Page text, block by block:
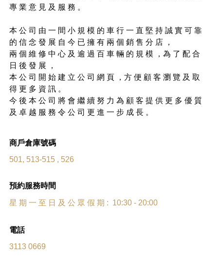
專 業 意 見 及 服 務 。
本 公 司 由 一 間 小 規 模 的 車 行 一 直 堅 持 誠 實 可 靠
的 信 念 發 展 自 今 已 擁 有 兩 個 銷 售 分 店 ，
兩 個 維 修 中 心 及 逾 過 百 車 輛 的 規 模 ，為 了 配 合
日 後 發 展 ，
本 公 司 開 始 建 立 公 司 網 頁 ，方 便 顧 客 瀏 覽 及 取
得 更 多 資 訊 。
今 後 本 公 司 將 會 繼 續 努 力 為 顧 客 提 供 更 多 優 質
及 卓 越 服 務 令 公 司 更 進 一 步 成 長 。
商戶倉庫號碼
501, 513-515 , 526
預約服務時間
星 期 一 至 日 及 公 眾 假 期 : 10:30 - 20:00
電話
3113 0669